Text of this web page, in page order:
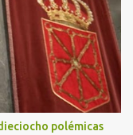
polémicas